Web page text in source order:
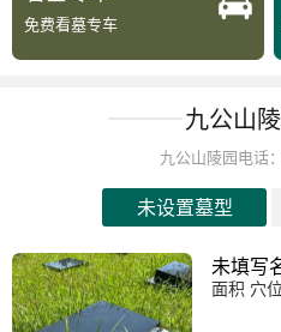
免费看墓专车
九公山
九公山陵园电话
未设置墓型
未填写
面积 穴